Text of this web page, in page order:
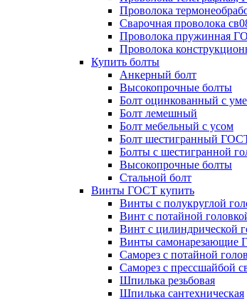
Проволока
Сварочная проволока
Проволока пружинная
Проволока
Купить болты
Анкерный болт
Высокопрочные болты
Болт оцинкованный с
Болт лемешный
Болт мебельный с усом
Болт шестигранный
Болты с шестигранной
Высокопрочные болты
Стальной болт
Винты ГОСТ купить
Винты с полукруглой
Винт с потайной
Винт с цилиндрической
Винты самонарезающие
Саморез с потайной
Саморез с прессшайбой
Шпилька резьбовая
Шпилька сантехническая